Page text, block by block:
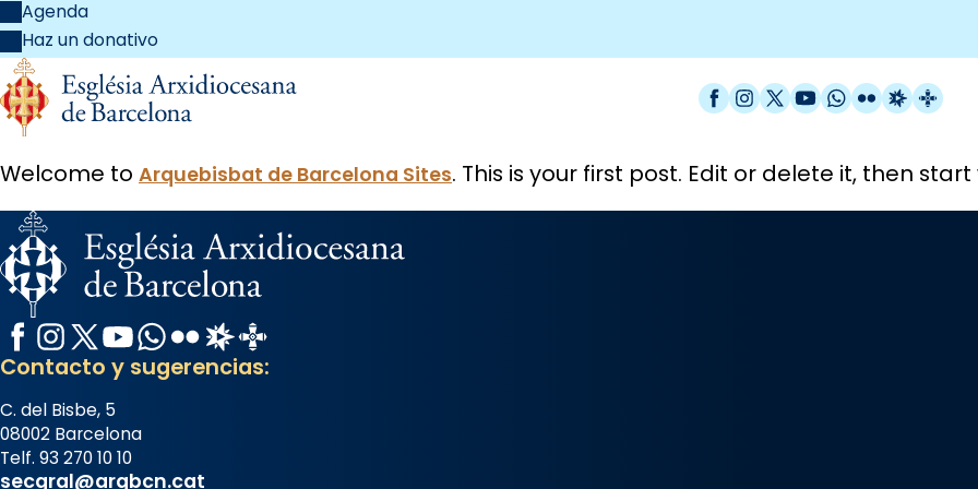
Agenda
Haz un donativo
Facebook
Instagram
X / Twitter
YouTube
WhatsApp
FlickrRadio
Welcome to Arquebisbat de Barcelona Sites. This is your first post. Edit or delete it, then
Facebook
Instagram
X / Twitter
YouTube
WhatsApp
FlickrRadio Estel
Catalunya Cristiana
Contacto y sugerencias:
C. del Bisbe, 5
08002 Barcelona
Telf. 93 270 10 10
secgral@arqbcn.cat